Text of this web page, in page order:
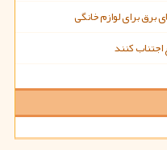
برق برای لوازم خانگی
کنند